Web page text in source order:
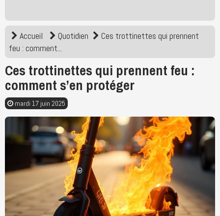
Accueil Quotidien
Ces trottinettes qui prennent
feu : comment...
Ces trottinettes qui prennent feu :
comment s’en protéger
mardi 17 juin 2025